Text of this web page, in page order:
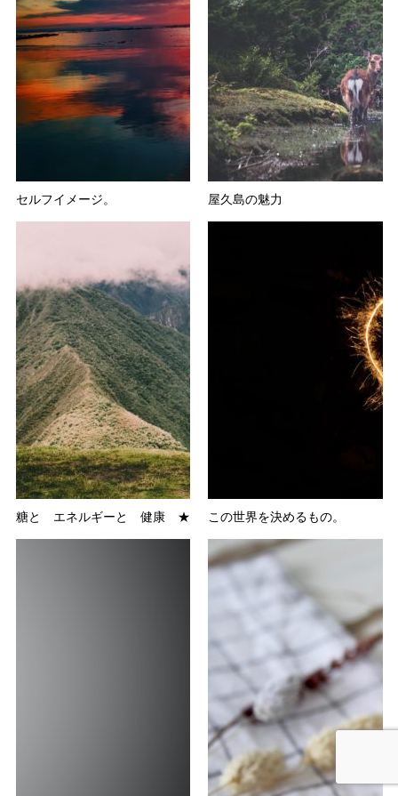
セルフイメージ。 屋久島の魅力
糖と エネルギーと 健康 ★ この世界を決めるもの。